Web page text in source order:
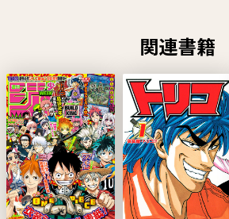
関連書籍